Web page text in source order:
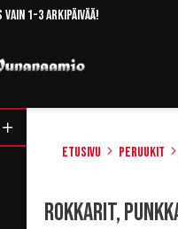
vain 1-3 arkipäivää!
Etusivu Peruukit
Rokkarit,